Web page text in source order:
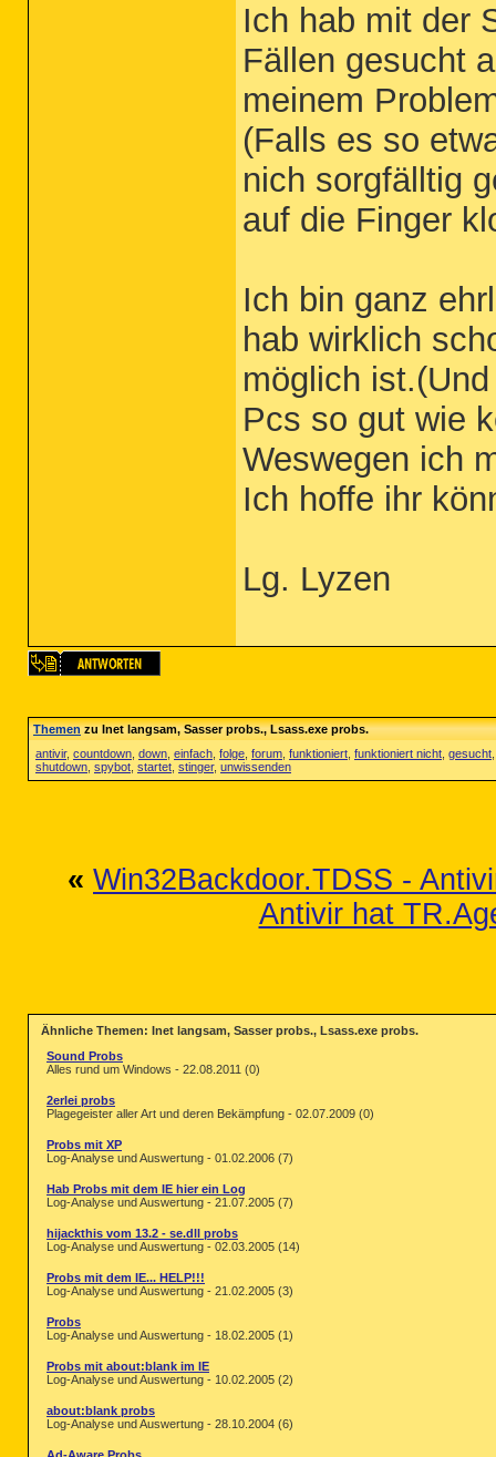
Ich hab mit der
Fällen gesucht
meinem
(Falls es so
nich sorgfälltig
auf die Finger
Ich bin ganz
hab wirklich
möglich
Pcs so gut wie
Weswegen ich
Ich hoffe ihr
Lg. Lyzen
Themenzu Inet langsam, Sasser probs., Lsass.exe probs.
antivir, countdown down einfach folge forum funktioniert funktioniert nicht gesucht
shutdown spybot startet stinger, unwissenden
« Win32Backdoor.TDSS -
Antivir hat
Ähnliche Themen: Inet langsam, Sasser probs., Lsass.exe probs.
Sound Probs
Alles rund um Windows - 22.08.2011 (0)
2erlei probs
Plagegeister aller Art und deren Bekämpfung - 02.07.2009 (0)
Probs mit XP
Log-Analyse und Auswertung - 01.02.2006 (7)
Hab Probs mit dem IE hier ein Log
Log-Analyse und Auswertung - 21.07.2005 (7)
hijackthis vom 13.2 - se.dll probs
Log-Analyse und Auswertung - 02.03.2005 (14)
Probs mit dem IE... HELP!!!
Log-Analyse und Auswertung - 21.02.2005 (3)
Probs
Log-Analyse und Auswertung - 18.02.2005 (1)
Probs mit about:blank im IE
Log-Analyse und Auswertung - 10.02.2005 (2)
about:blank probs
Log-Analyse und Auswertung - 28.10.2004 (6)